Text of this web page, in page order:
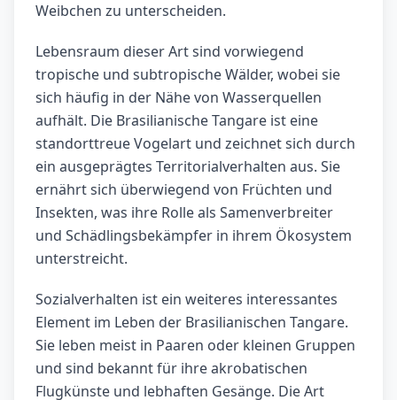
Weibchen zu unterscheiden.
Lebensraum dieser Art sind vorwiegend
tropische und subtropische Wälder, wobei sie
sich häufig in der Nähe von Wasserquellen
aufhält. Die Brasilianische Tangare ist eine
standorttreue Vogelart und zeichnet sich durch
ein ausgeprägtes Territorialverhalten aus. Sie
ernährt sich überwiegend von Früchten und
Insekten, was ihre Rolle als Samenverbreiter
und Schädlingsbekämpfer in ihrem Ökosystem
unterstreicht.
Sozialverhalten ist ein weiteres interessantes
Element im Leben der Brasilianischen Tangare.
Sie leben meist in Paaren oder kleinen Gruppen
und sind bekannt für ihre akrobatischen
Flugkünste und lebhaften Gesänge. Die Art